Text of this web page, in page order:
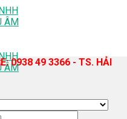
0938 49 3366 - TS. HẢI